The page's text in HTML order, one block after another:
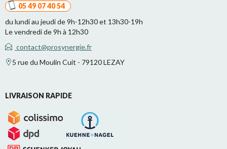
05 49 07 40 54
du lundi au jeudi de 9h-12h30 et 13h30-19h
Le vendredi de 9h à 12h30
contact@prosynergie.fr
5 rue du Moulin Cuit - 79120 LEZAY
LIVRAISON RAPIDE